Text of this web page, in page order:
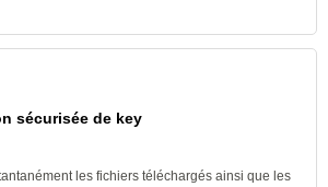
sécurisée de key
les fichiers téléchargés ainsi que les